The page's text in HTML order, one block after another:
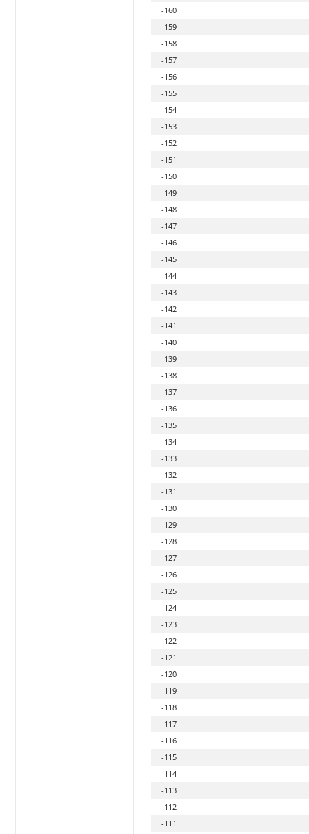
-160
-159
-158
-157
-156
-155
-154
-153
-152
-151
-150
-149
-148
-147
-146
-145
-144
-143
-142
-141
-140
-139
-138
-137
-136
-135
-134
-133
-132
-131
-130
-129
-128
-127
-126
-125
-124
-123
-122
-121
-120
-119
-118
-117
-116
-115
-114
-113
-112
-111